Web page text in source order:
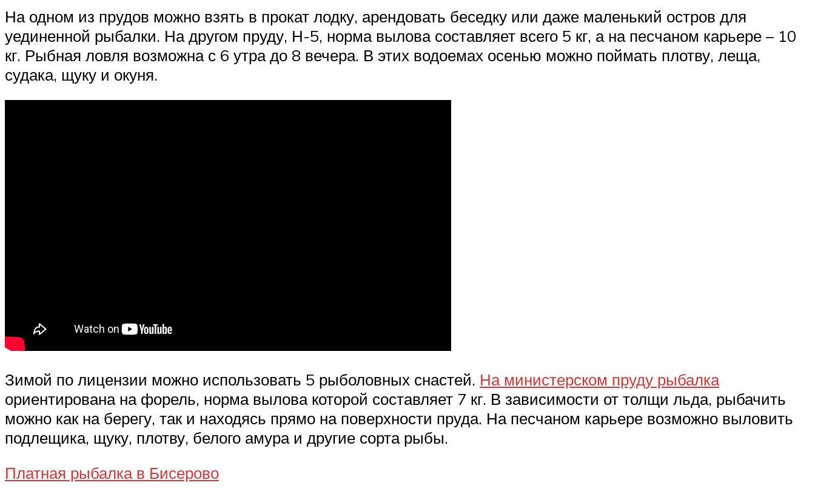
На одном из прудов можно взять в прокат лодку, арендовать беседку или даже маленький остров для
уединенной рыбалки. На другом пруду, Н-5, норма вылова составляет всего 5 кг, а на песчаном карьере – 10
кг. Рыбная ловля возможна с 6 утра до 8 вечера. В этих водоемах осенью можно поймать плотву, леща,
судака, щуку и окуня.
Зимой по лицензии можно использовать 5 рыболовных снастей. На министерском пруду рыбалка
ориентирована на форель, норма вылова которой составляет 7 кг. В зависимости от толщи льда, рыбачить
можно как на берегу, так и находясь прямо на поверхности пруда. На песчаном карьере возможно выловить
подлещика, щуку, плотву, белого амура и другие сорта рыбы.
Платная рыбалка в Бисерово